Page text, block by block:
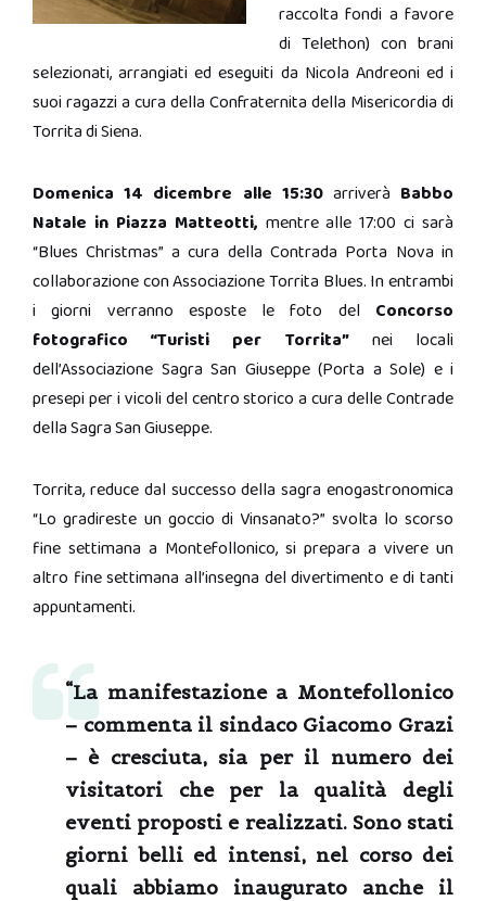
raccolta fondi a favore
di Telethon) con brani
selezionati, arrangiati ed eseguiti da Nicola Andreoni ed i
suoi ragazzi a cura della Confraternita della Misericordia di
Torrita di Siena.
Domenica 14 dicembre alle 15:30arriverà Babbo
Natale in Piazza Matteotti, mentre alle 17:00 ci sarà
“Blues Christmas” a cura della Contrada Porta Nova in
collaborazione con Associazione Torrita Blues. In entrambi
i giorni verranno esposte le foto del Concorso
fotografico “Turisti per Torrita”nei locali
dell’Associazione Sagra San Giuseppe (Porta a Sole) e i
presepi per i vicoli del centro storico a cura delle Contrade
della Sagra San Giuseppe.
Torrita, reduce dal successo della sagra enogastronomica
“Lo gradireste un goccio di Vinsanato?” svolta lo scorso
fine settimana a Montefollonico, si prepara a vivere un
altro fine settimana all’insegna del divertimento e di tanti
appuntamenti.
“La manifestazione a Montefollonico
–commenta il sindaco Giacomo Grazi
– è cresciuta, sia per il numero dei
visitatori che per la qualità degli
eventi proposti e realizzati. Sono stati
giorni belli ed intensi, nel corso dei
quali abbiamo inaugurato anche il